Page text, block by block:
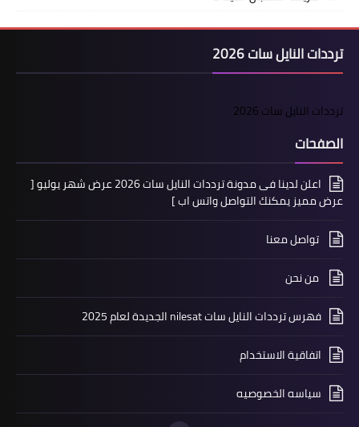
ترددات النايل سات 2026
ترددات النايل سات 2026
الصفحات
اعلن لدينا فى مدونة ترددات النايل سات 2026 عرض شهر يوليو [
عرض مميز يمكنك التواصل واتس اب ]
تواصل معنا
من نحن
فهرس ترددات النايل سات nilesat الجديدة لعام 2025
اتفاقية الاستخدام
سياسه الخصوصيه